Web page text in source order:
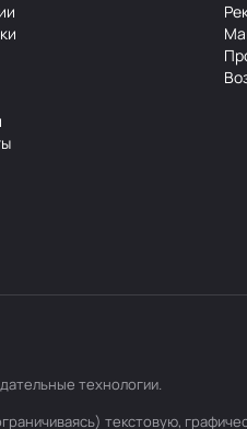
технологии.
текстовую,